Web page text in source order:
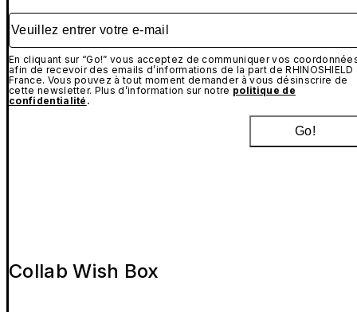
Veuillez entrer votre e-mail
En cliquant sur “Go!” vous acceptez de communiquer vos
afin de recevoir des emails d’informations de la part de RHINOSHIELD
France. Vous pouvez à tout moment demander à vous désinscrire de
cette newsletter. Plus d’information sur notre politique de
confidentialité .
Go!
Collab Wish Box